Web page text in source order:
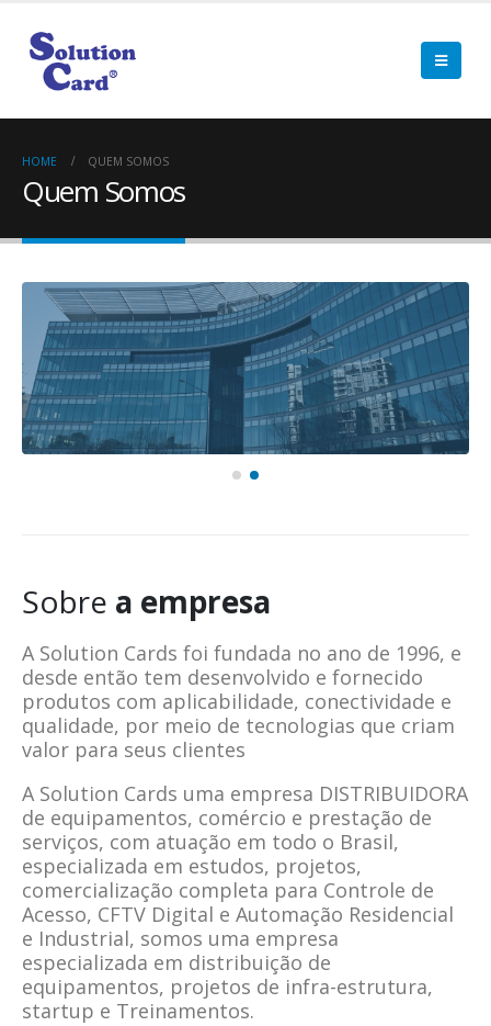
HOME QUEM SOMOS
Quem Somos
Sobre a empresa
A Solution Cards foi fundada no ano de 1996, e
desde então tem desenvolvido e fornecido
produtos com aplicabilidade, conectividade e
qualidade, por meio de tecnologias que criam
valor para seus clientes
A Solution Cards uma empresa DISTRIBUIDORA
de equipamentos, comércio e prestação de
serviços, com atuação em todo o Brasil,
especializada em estudos, projetos,
comercialização completa para Controle de
Acesso, CFTV Digital e Automação Residencial
e Industrial, somos uma empresa
especializada em distribuição de
equipamentos, projetos de infra-estrutura,
startup e Treinamentos.